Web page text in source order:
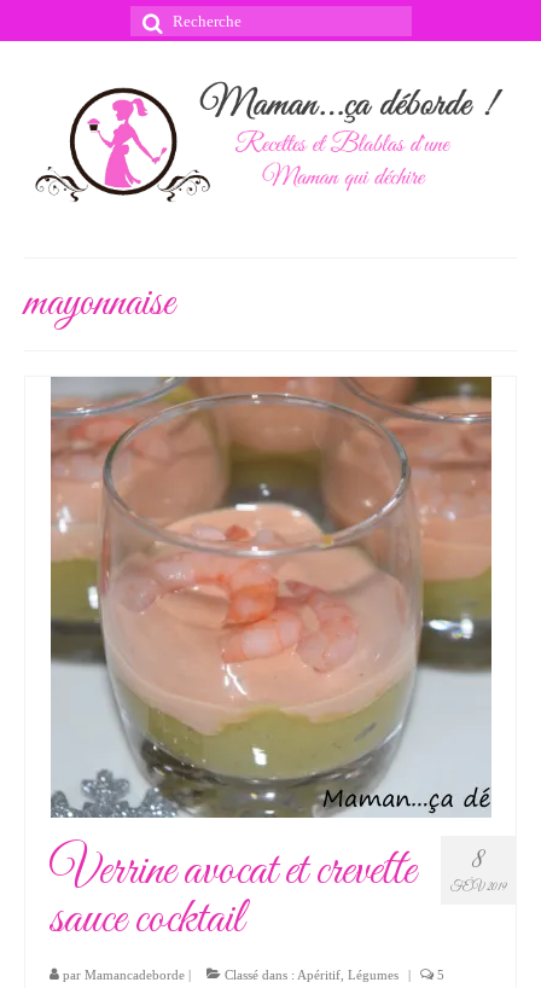
Rechercher
mayonnaise
8
FÉV 2019
Verrine avocat et crevette
sauce cocktail
par Mamancadeborde | Classé dans : Apéritif Légumes | 5